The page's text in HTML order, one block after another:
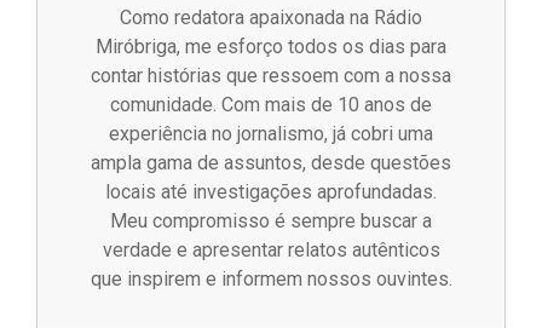
Como redatora apaixonada na Rádio
Miróbriga, me esforço todos os dias para
contar histórias que ressoem com a nossa
comunidade. Com mais de 10 anos de
experiência no jornalismo, já cobri uma
ampla gama de assuntos, desde questões
locais até investigações aprofundadas.
Meu compromisso é sempre buscar a
verdade e apresentar relatos autênticos
que inspirem e informem nossos ouvintes.